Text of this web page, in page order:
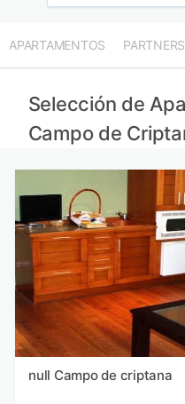
APARTAMENTOS PARTNERS
Selección de
Campo de
null Campo de criptana